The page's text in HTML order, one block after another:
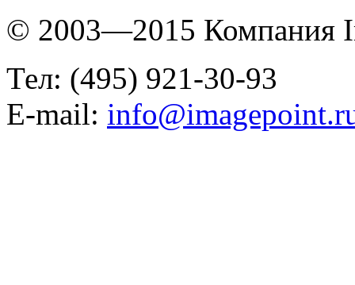
© 2003—2015 Компания
Тел: (495) 921-30-93
E-mail: